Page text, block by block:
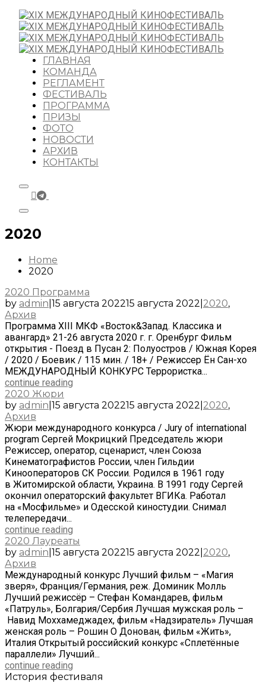
ГЛАВНАЯ
КОМАНДА
РЕГЛАМЕНТ
ФЕСТИВАЛЬ
ПРОГРАММА
ПРИЗЫ
ФОТО
НОВОСТИ
АРХИВ
КОНТАКТЫ
2020
Home
2020
2020 Программа
by admin 15 августа 202215 августа 2022 2020,
Архив
Программа XIII МКФ «Восток&Запад. Классика и
авангард» 21-26 августа 2020 г. г. Оренбург Фильм
открытия - Поезд в Пусан 2: Полуостров / Южная Корея
/ 2020 / Боевик / 115 мин. / 18+ / Режиссер Ён Сан-хо
МЕЖДУНАРОДНЫЙ КОНКУРС Террористка...
continue reading
2020 Жюри
by admin 15 августа 202215 августа 2022 2020,
Архив
Жюри международного конкурса / Jury of international
program Сергей Мокрицкий Председатель жюри
Режиссер, оператор, сценарист, член Союза
Кинематографистов России, член Гильдии
Кинооператоров СК России. Родился в 1961 году
в Житомирской области, Украина. В 1991 году Сергей
окончил операторский факультет ВГИКа. Работал
на «Мосфильме» и Одесской киностудии. Снимал
телепередачи...
continue reading
2020 Лауреаты
by admin 15 августа 202215 августа 2022 2020,
Архив
Международный конкурс Лучший фильм – «Магия
зверя», Франция/Германия, реж. Доминик Молль
Лучший режиссёр – Стефан Командарев, фильм
«Патруль», Болгария/Сербия Лучшая мужская роль –
Навид Моххамеджадех, фильм «Надзиратель» Лучшая
женская роль – Рошин О Донован, фильм «Жить»,
Италия Открытый российский конкурс «Сплетённые
параллели» Лучший...
continue reading
История фестиваля